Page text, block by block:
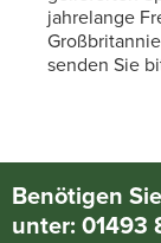
jahrelange
senden Sie
Benötigen
unter: 01493